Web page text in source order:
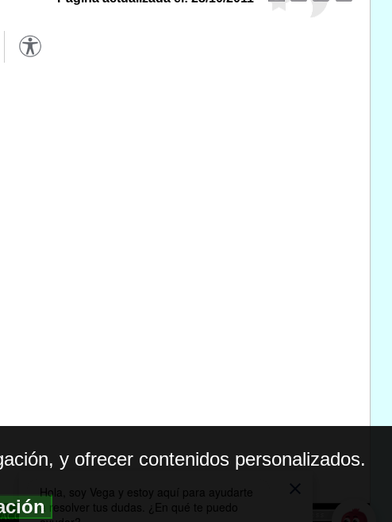
ACCESIBILIDAD
y ofrecer contenidos personalizados.